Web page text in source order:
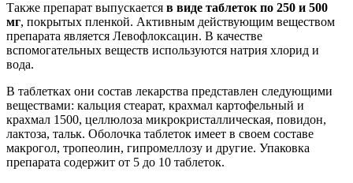
Также препарат выпускается в виде таблеток по 250 и 500
мг, покрытых пленкой. Активным действующим веществом
препарата является Левофлоксацин. В качестве
вспомогательных веществ используются натрия хлорид и
вода.
В таблетках они состав лекарства представлен следующими
веществами: кальция стеарат, крахмал картофельный и
крахмал 1500, целлюлоза микрокристаллическая, повидон,
лактоза, тальк. Оболочка таблеток имеет в своем составе
макрогол, тропеолин, гипромеллозу и другие. Упаковка
препарата содержит от 5 до 10 таблеток.